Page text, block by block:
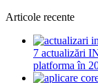
Articole recente
7 actualizări
platforma în